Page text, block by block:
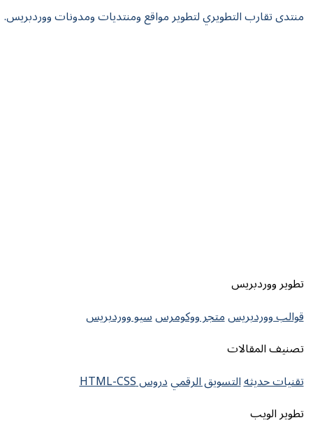
منتدى تقارب التطويري لتطوير مواقع ومنتديات ومدونات ووردبريس.
تطوير ووردبريس
قوالب ووردبريسمتجر ووكومرسسيو ووردبريس
تصنيف المقالات
تقنيات حديثهالتسويق الرقميدروس HTML-CSS
تطوير الويب